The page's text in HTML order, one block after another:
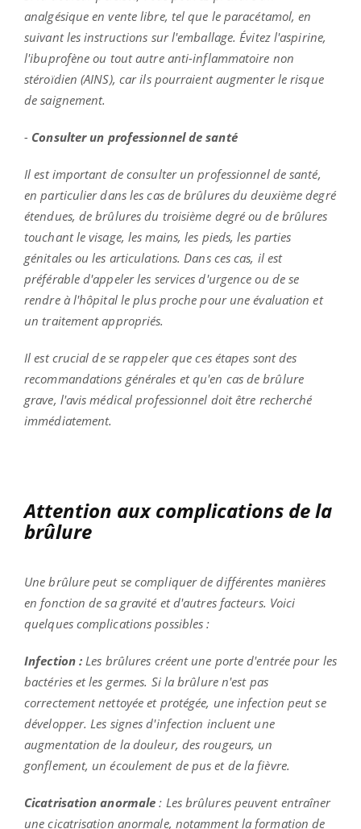
analgésique en vente libre, tel que le paracétamol, en
suivant les instructions sur l'emballage. Évitez l'aspirine,
l'ibuprofène ou tout autre anti-inflammatoire non
stéroïdien (AINS), car ils pourraient augmenter le risque
de saignement.
- Consulter un professionnel de santé
Il est important de consulter un professionnel de santé,
en particulier dans les cas de brûlures du deuxième degré
étendues, de brûlures du troisième degré ou de brûlures
touchant le visage, les mains, les pieds, les parties
génitales ou les articulations. Dans ces cas, il est
préférable d'appeler les services d'urgence ou de se
rendre à l'hôpital le plus proche pour une évaluation et
un traitement appropriés.
Il est crucial de se rappeler que ces étapes sont des
recommandations générales et qu'en cas de brûlure
grave, l'avis médical professionnel doit être recherché
immédiatement.
Attention aux complications de la
brûlure
Une brûlure peut se compliquer de différentes manières
en fonction de sa gravité et d'autres facteurs. Voici
quelques complications possibles :
Infection : Les brûlures créent une porte d'entrée pour les
bactéries et les germes. Si la brûlure n'est pas
correctement nettoyée et protégée, une infection peut se
développer. Les signes d'infection incluent une
augmentation de la douleur, des rougeurs, un
gonflement, un écoulement de pus et de la fièvre.
Cicatrisation anormale : Les brûlures peuvent entraîner
une cicatrisation anormale, notamment la formation de